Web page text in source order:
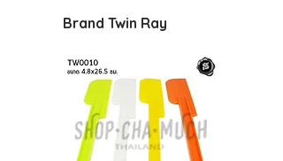
Brand Twin Ray